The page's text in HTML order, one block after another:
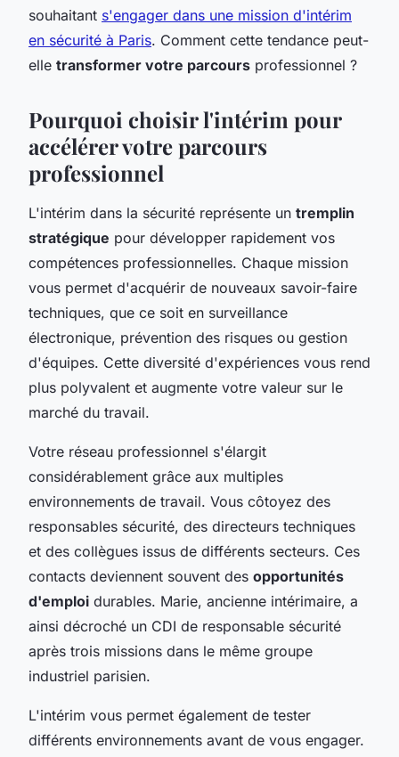
souhaitant s'engager dans une mission d'intérim
en sécurité à Paris. Comment cette tendance peut-
elle transformer votre parcours professionnel ?
Pourquoi choisir l'intérim pour
accélérer votre parcours
professionnel
L'intérim dans la sécurité représente un tremplin
stratégique pour développer rapidement vos
compétences professionnelles. Chaque mission
vous permet d'acquérir de nouveaux savoir-faire
techniques, que ce soit en surveillance
électronique, prévention des risques ou gestion
d'équipes. Cette diversité d'expériences vous rend
plus polyvalent et augmente votre valeur sur le
marché du travail.
Votre réseau professionnel s'élargit
considérablement grâce aux multiples
environnements de travail. Vous côtoyez des
responsables sécurité, des directeurs techniques
et des collègues issus de différents secteurs. Ces
contacts deviennent souvent des opportunités
d'emploi durables. Marie, ancienne intérimaire, a
ainsi décroché un CDI de responsable sécurité
après trois missions dans le même groupe
industriel parisien.
L'intérim vous permet également de tester
différents environnements avant de vous engager.